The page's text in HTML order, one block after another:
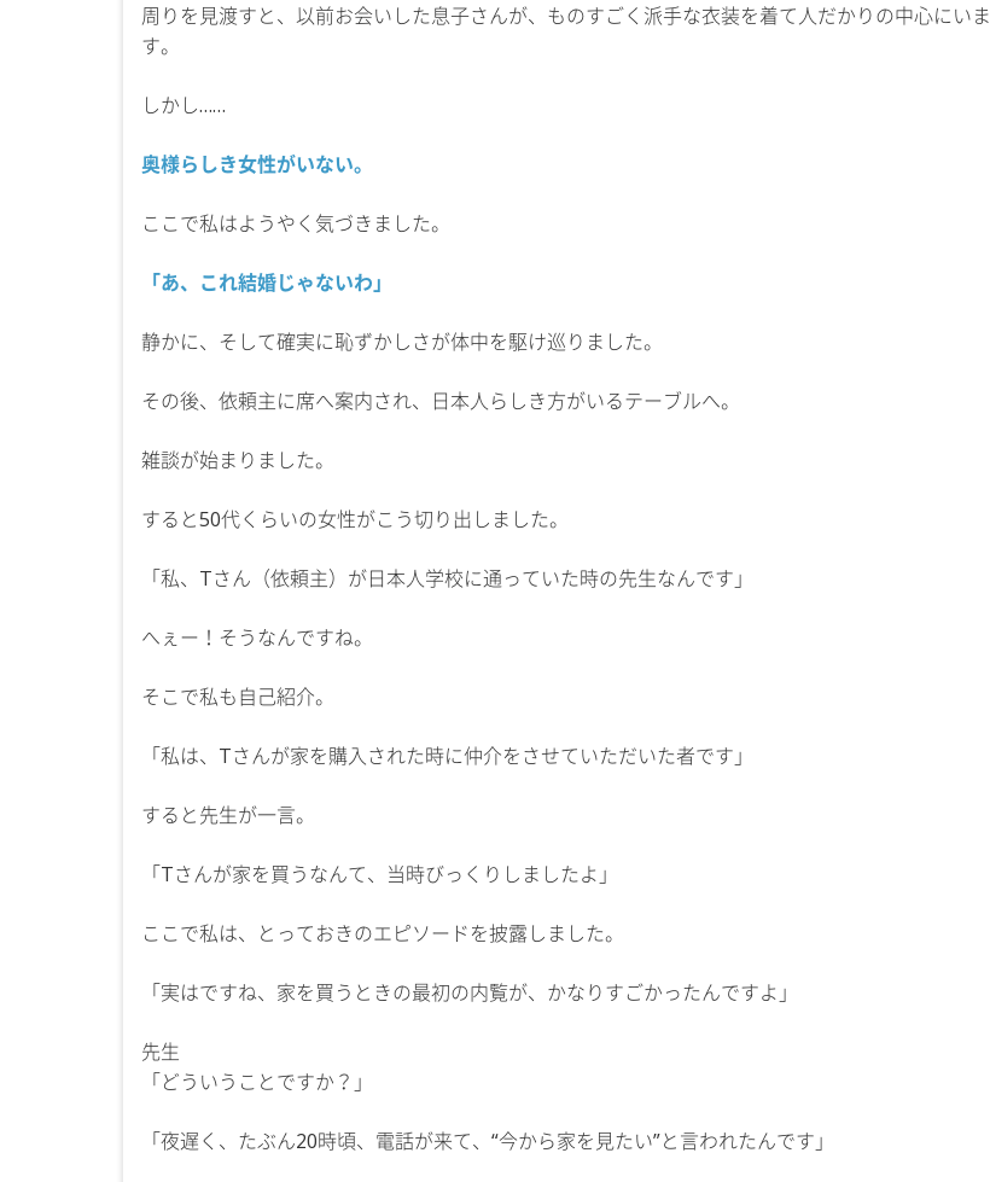
周りを見渡すと、以前お会いした息子さんが、ものすごく派手な衣装を着て人だかりの中心にいま
す。
しかし……
奥様らしき女性がいない。
ここで私はようやく気づきました。
「あ、これ結婚じゃないわ」
静かに、そして確実に恥ずかしさが体中を駆け巡りました。
その後、依頼主に席へ案内され、日本人らしき方がいるテーブルへ。
雑談が始まりました。
すると50代くらいの女性がこう切り出しました。
「私、Tさん（依頼主）が日本人学校に通っていた時の先生なんです」
へぇー！そうなんですね。
そこで私も自己紹介。
「私は、Tさんが家を購入された時に仲介をさせていただいた者です」
すると先生が一言。
「Tさんが家を買うなんて、当時びっくりしましたよ」
ここで私は、とっておきのエピソードを披露しました。
「実はですね、家を買うときの最初の内覧が、かなりすごかったんですよ」
先生
「どういうことですか？」
「夜遅く、たぶん20時頃、電話が来て、“今から家を見たい”と言われたんです」